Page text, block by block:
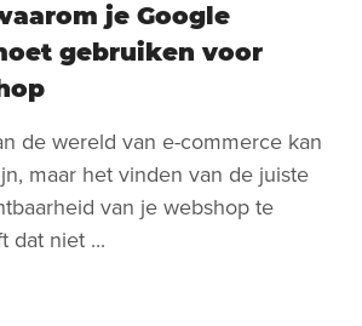
je Google
gebruiken voor
de wereld van e-commerce kan
maar het vinden van de juiste
van je webshop te
dat niet ...